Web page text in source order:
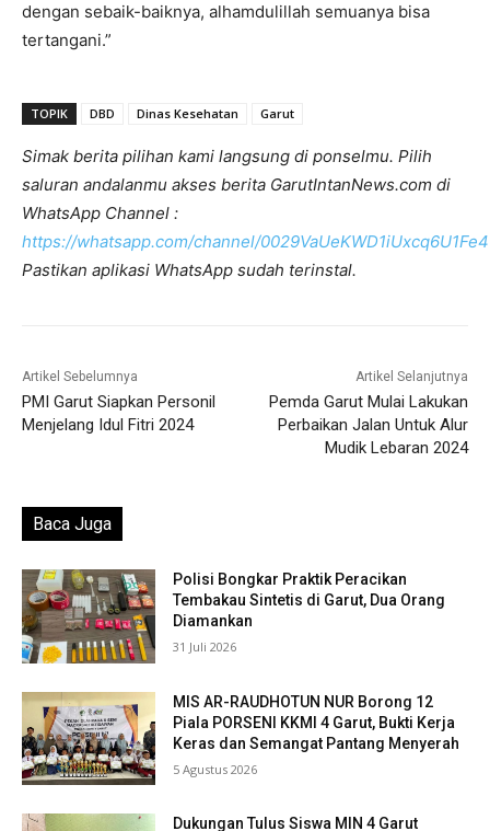
dengan sebaik-baiknya, alhamdulillah semuanya bisa
tertangani.”
TOPIK DBD Dinas Kesehatan Garut
Simak berita pilihan kami langsung di ponselmu. Pilih
saluran andalanmu akses berita GarutIntanNews.com di
WhatsApp Channel :
https://whatsapp.com/channel/
Pastikan aplikasi WhatsApp sudah terinstal.
Artikel Sebelumnya
PMI Garut Siapkan Personil
Menjelang Idul Fitri 2024
Artikel Selanjutnya
Pemda Garut Mulai Lakukan
Perbaikan Jalan Untuk Alur
Mudik Lebaran 2024
Baca Juga
Polisi Bongkar Praktik Peracikan
Tembakau Sintetis di Garut, Dua Orang
Diamankan
31 Juli 2026
MIS AR-RAUDHOTUN NUR Borong 12
Piala PORSENI KKMI 4 Garut, Bukti Kerja
Keras dan Semangat Pantang Menyerah
5 Agustus 2026
Dukungan Tulus Siswa MIN 4 Garut